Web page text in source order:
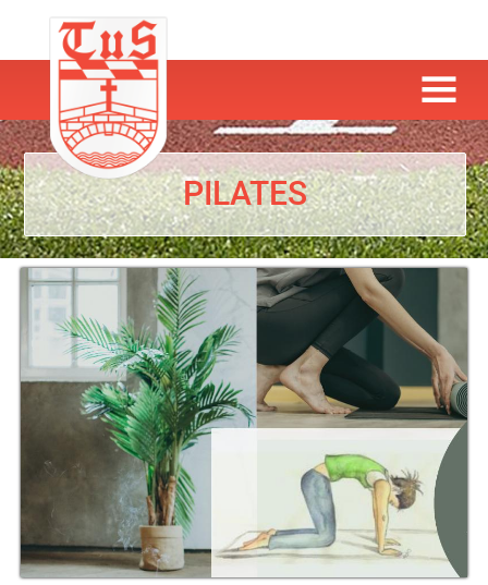
PILATES